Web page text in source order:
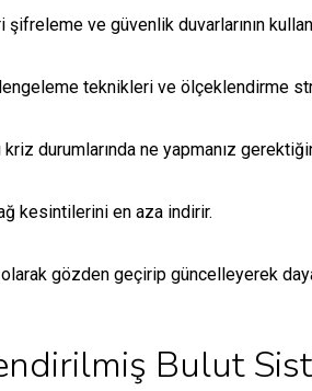
şifreleme ve güvenlik duvarlarının
teknikleri ve ölçeklendirme
durumlarında ne yapmanız
kesintilerini en aza indirir.
gözden geçirip güncelleyerek
Bulut